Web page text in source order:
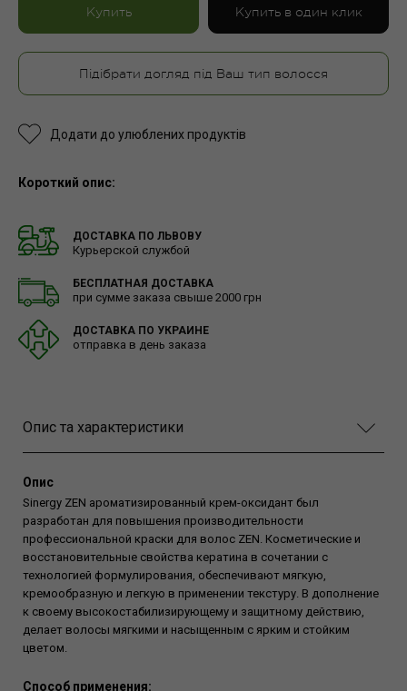
Купить Купить в один клик
Підібрати догляд під Ваш тип волосся
Додати до улюблених продуктів
Короткий опис:
ДОСТАВКА ПО ЛЬВОВУ
Курьерской службой
БЕСПЛАТНАЯ ДОСТАВКА
при сумме заказа свыше 2000 грн
ДОСТАВКА ПО УКРАИНЕ
отправка в день заказа
Опис та характеристики
Опис
Sinergy ZEN ароматизированный крем-оксидант был
разработан для повышения производительности
профессиональной краски для волос ZEN. Косметические и
восстановительные свойства кератина в сочетании с
технологией формулирования, обеспечивают мягкую,
кремообразную и легкую в применении текстуру. В дополнение
к своему высокостабилизирующему и защитному действию,
делает волосы мягкими и насыщенным с ярким и стойким
цветом.
Способ применения: